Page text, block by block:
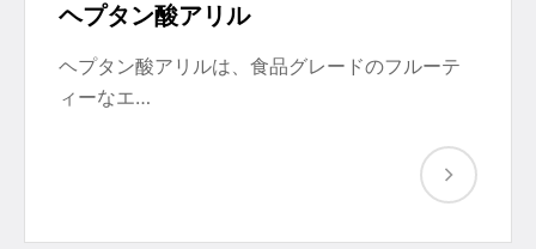
ヘプタン酸アリル
ヘプタン酸アリルは、食品グレードのフルーテ
ィーなエ…